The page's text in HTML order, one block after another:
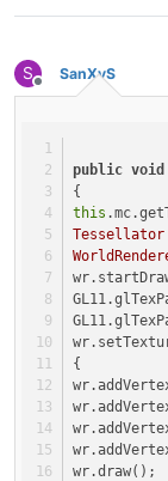
S
Hors-ligne
SanXyS
public void
{
this
Tessellator
{
wr.draw();